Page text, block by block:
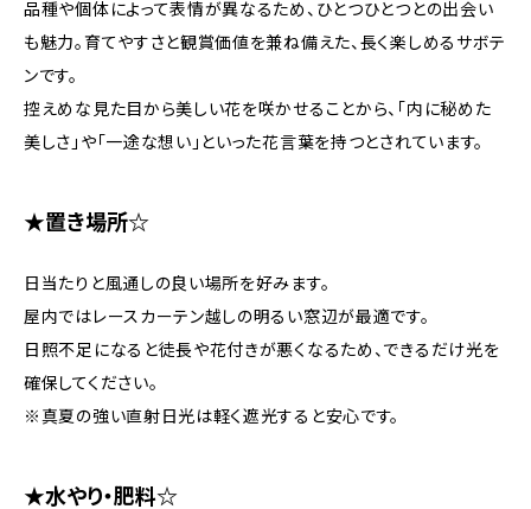
品種や個体によって表情が異なるため、ひとつひとつとの出会い
も魅力。育てやすさと観賞価値を兼ね備えた、長く楽しめるサボテ
ンです。
控えめな見た目から美しい花を咲かせることから、「内に秘めた
美しさ」や「一途な想い」といった花言葉を持つとされています。
★置き場所☆
日当たりと風通しの良い場所を好みます。
屋内ではレースカーテン越しの明るい窓辺が最適です。
日照不足になると徒長や花付きが悪くなるため、できるだけ光を
確保してください。
※真夏の強い直射日光は軽く遮光すると安心です。
★水やり・肥料☆